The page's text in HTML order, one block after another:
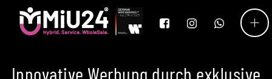
Innovative Werbung durch exklusive